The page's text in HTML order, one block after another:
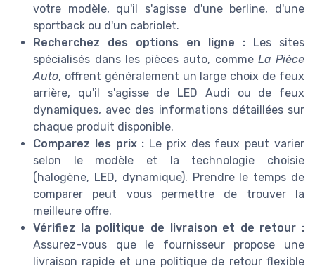
votre modèle, qu'il s'agisse d'une berline, d'une
sportback ou d'un cabriolet.
Recherchez des options en ligne : Les sites
spécialisés dans les pièces auto, commeLa Pièce
Auto, offrent généralement un large choix de feux
arrière, qu'il s'agisse de LED Audi ou de feux
dynamiques, avec des informations détaillées sur
chaque produit disponible.
Comparez les prix : Le prix des feux peut varier
selon le modèle et la technologie choisie
(halogène, LED, dynamique). Prendre le temps de
comparer peut vous permettre de trouver la
meilleure offre.
Vérifiez la politique de livraison et de retour :
Assurez-vous que le fournisseur propose une
livraison rapide et une politique de retour flexible